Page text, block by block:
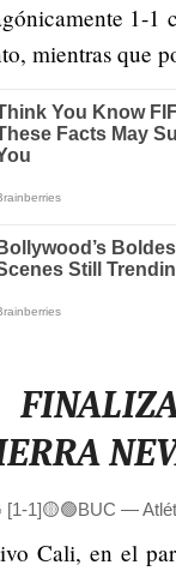
1-
mientras que
[1-1]🟡🟢BUC —
Cali, en el